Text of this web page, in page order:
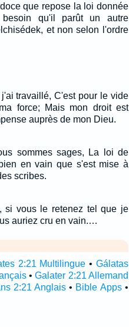
que repose la loi donnée
qu'il parût un autre
et non selon l'ordre
travaillé, C'est pour le vide
force; Mais mon droit est
auprès de mon Dieu.
sommes sages, La loi de
en vain que s'est mise à
scribes.
si vous le retenez tel que je
auriez cru en vain.…
2:21 Multilingue • Gálatas
•Galater 2:21 Allemand
2:21 Anglais • Bible Apps•